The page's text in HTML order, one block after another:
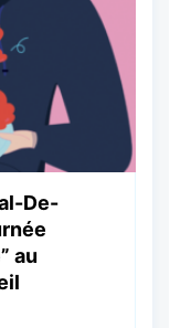
De-
au